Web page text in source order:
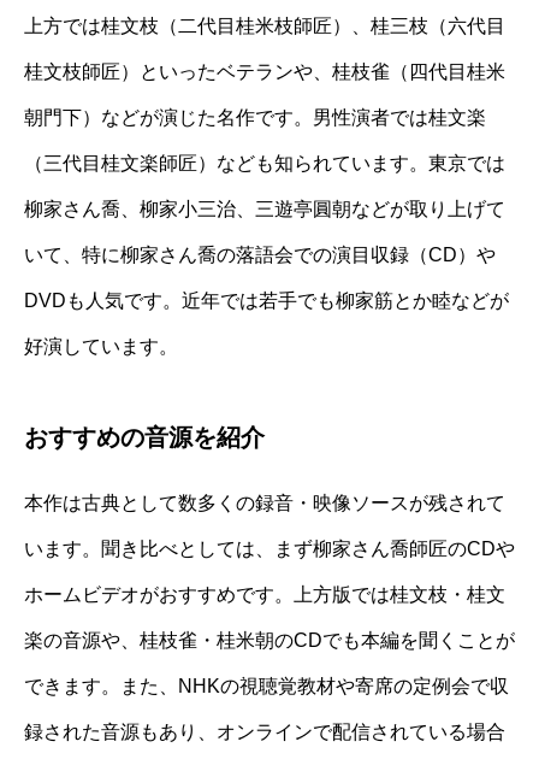
上方では桂文枝（二代目桂米枝師匠）、桂三枝（六代目
桂文枝師匠）といったベテランや、桂枝雀（四代目桂米
朝門下）などが演じた名作です。男性演者では桂文楽
（三代目桂文楽師匠）なども知られています。東京では
柳家さん喬、柳家小三治、三遊亭圓朝などが取り上げて
いて、特に柳家さん喬の落語会での演目収録（CD）や
DVDも人気です。近年では若手でも柳家筋とか睦などが
好演しています。
おすすめの音源を紹介
本作は古典として数多くの録音・映像ソースが残されて
います。聞き比べとしては、まず柳家さん喬師匠のCDや
ホームビデオがおすすめです。上方版では桂文枝・桂文
楽の音源や、桂枝雀・桂米朝のCDでも本編を聞くことが
できます。また、NHKの視聴覚教材や寄席の定例会で収
録された音源もあり、オンラインで配信されている場合